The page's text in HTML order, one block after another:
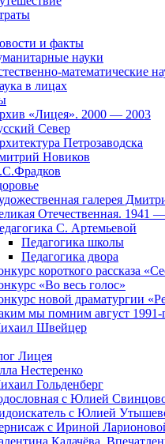
и факты
науки
математические
в лицах
«Лицея». 2000 — 2003
Север
Петрозаводска
Новиков
галерея
Отечественная. 1941
С. Артемьевой
Педагогика школы
Педагогика двора
короткого рассказа
«Во весь голос»
новой драматургии
мы помним август
Швейцер
Лицея
Нестеренко
Гольденберг
с Юлией
с Юлией
с Ириной